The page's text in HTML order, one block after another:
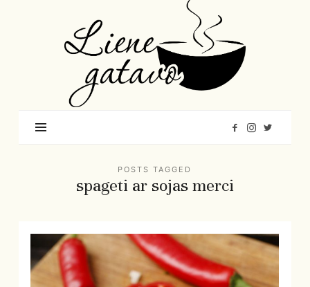
Gatavo
–
Mana
garšu
pasaule
POSTS TAGGED
spageti ar sojas merci